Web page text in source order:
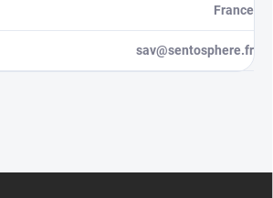
France
sav@sentosphere.fr